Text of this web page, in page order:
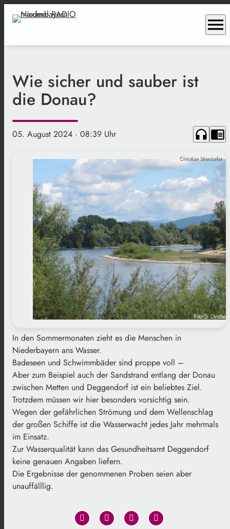
menu
Wie sicher und sauber ist
die Donau?
05. August 2024 · 08:39 Uhr headphones chrome_reader_mode
Christian Stierstorfer
In den Sommermonaten zieht es die Menschen in
Niederbayern ans Wasser.
Badeseen und Schwimmbäder sind proppe voll –
Aber zum Beispiel auch der Sandstrand entlang der Donau
zwischen Metten und Deggendorf ist ein beliebtes Ziel.
Trotzdem müssen wir hier besonders vorsichtig sein.
Wegen der gefährlichen Strömung und dem Wellenschlag
der großen Schiffe ist die Wasserwacht jedes Jahr mehrmals
im Einsatz.
Zur Wasserqualität kann das Gesundheitsamt Deggendorf
keine genauen Angaben liefern.
Die Ergebnisse der genommenen Proben seien aber
unauffälllig.